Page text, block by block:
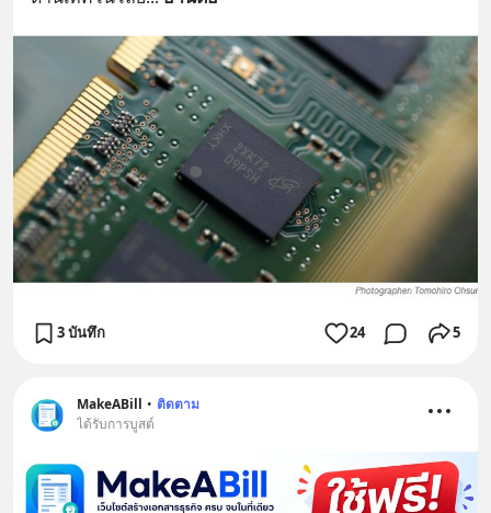
3 บันทึก 24 5
MakeABill • ติดตาม
ได้รับการบูสต์